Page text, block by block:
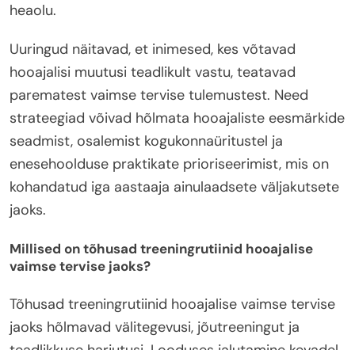
heaolu.
Uuringud näitavad, et inimesed, kes võtavad
hooajalisi muutusi teadlikult vastu, teatavad
parematest vaimse tervise tulemustest. Need
strateegiad võivad hõlmata hooajaliste eesmärkide
seadmist, osalemist kogukonnaüritustel ja
enesehoolduse praktikate prioriseerimist, mis on
kohandatud iga aastaaja ainulaadsete väljakutsete
jaoks.
Millised on tõhusad treeningrutiinid hooajalise
vaimse tervise jaoks?
Tõhusad treeningrutiinid hooajalise vaimse tervise
jaoks hõlmavad välitegevusi, jõutreeningut ja